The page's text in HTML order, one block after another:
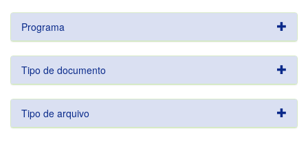
Programa
Tipo de documento
Tipo de arquivo